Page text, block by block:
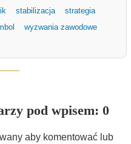
stabilizacja
strategia
wyzwania zawodowe
pod wpisem: 0
aby komentować lub